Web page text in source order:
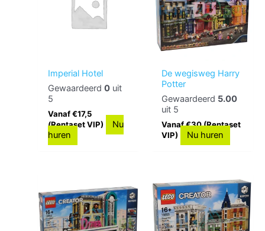
Imperial Hotel
Gewaardeerd0 uit
5
Vanaf €17,5
(Rentaset VIP)
Nu
huren
De wegisweg Harry
Potter
Gewaardeerd 5.00
uit 5
Vanaf €30 (Rentaset
VIP)
Nu huren